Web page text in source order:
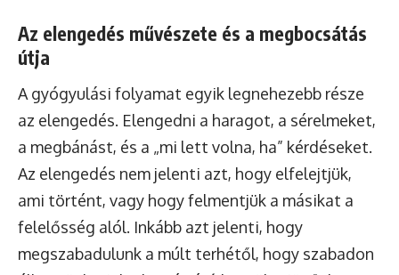
Az elengedés művészete és a megbocsátás
útja
A gyógyulási folyamat egyik legnehezebb része
az elengedés. Elengedni a haragot, a sérelmeket,
a megbánást, és a „mi lett volna, ha” kérdéseket.
Az elengedés nem jelenti azt, hogy elfelejtjük,
ami történt, vagy hogy felmentjük a másikat a
felelősség alól. Inkább azt jelenti, hogy
megszabadulunk a múlt terhétől, hogy szabadon